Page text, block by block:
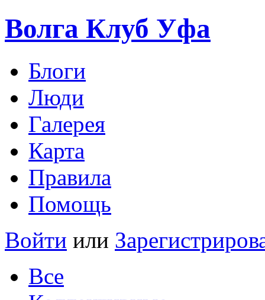
Волга Клуб Уфа
Блоги
Люди
Галерея
Карта
Правила
Помощь
Войти или
Все